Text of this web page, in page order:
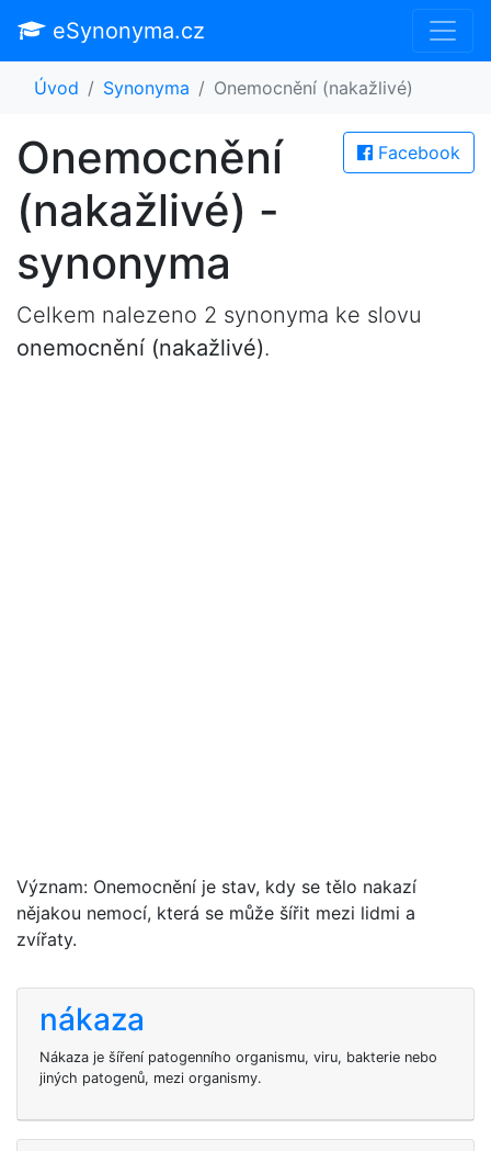
eSynonyma.cz
Úvod Synonyma Onemocnění (nakažlivé)
Facebook
Onemocnění
(nakažlivé) -
synonyma
Celkem nalezeno 2 synonyma ke slovu
onemocnění (nakažlivé).
Význam: Onemocnění je stav, kdy se tělo nakazí
nějakou nemocí, která se může šířit mezi lidmi a
zvířaty.
nákaza
Nákaza je šíření patogenního organismu, viru, bakterie nebo
jiných patogenů, mezi organismy.